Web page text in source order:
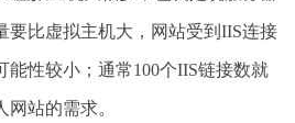
要比虚拟主机大，网站受到IIS连接
能性较小；通常100个IIS链接数就
站的需求。